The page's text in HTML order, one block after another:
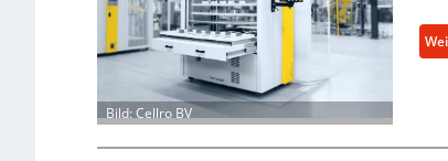
Bild: Cellro BV